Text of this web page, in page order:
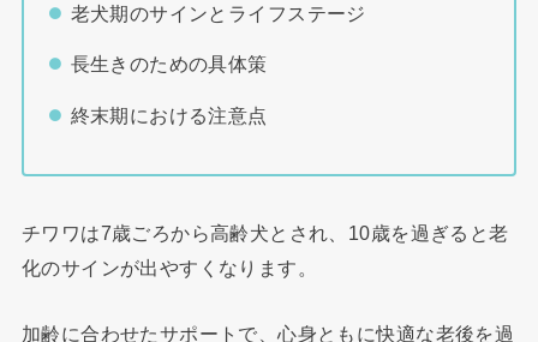
老犬期のサインとライフステージ
長生きのための具体策
終末期における注意点
チワワは7歳ごろから高齢犬とされ、10歳を過ぎると老
化のサインが出やすくなります。
加齢に合わせたサポートで、心身ともに快適な老後を過